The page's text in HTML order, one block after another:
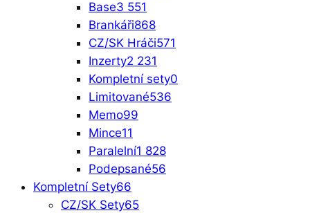
Base3 551
Brankáři868
CZ/SK Hráči571
Inzerty2 231
Kompletní sety0
Limitované536
Memo99
Mince11
Paralelní1 828
Podepsané56
Kompletní Sety66
CZ/SK Sety65